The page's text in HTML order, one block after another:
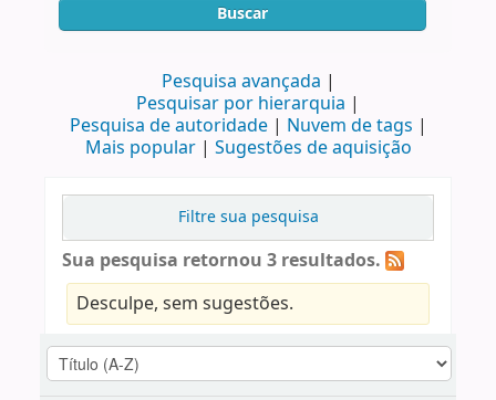
Buscar
Pesquisa avançada
Pesquisar por hierarquia
Pesquisa de autoridade
Nuvem de tags
Mais popular
Sugestões de aquisição
Filtre sua pesquisa
Sua pesquisa retornou 3 resultados.
Desculpe, sem sugestões.